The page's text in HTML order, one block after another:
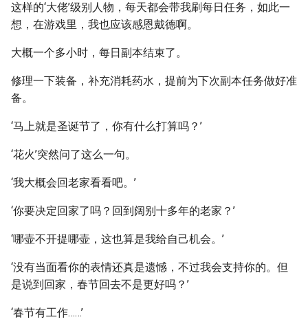
这样的‘大佬’级别人物，每天都会带我刷每日任务，如此一
想，在游戏里，我也应该感恩戴德啊。
大概一个多小时，每日副本结束了。
修理一下装备，补充消耗药水，提前为下次副本任务做好准
备。
‘马上就是圣诞节了，你有什么打算吗？’
‘花火’突然问了这么一句。
‘我大概会回老家看看吧。’
‘你要决定回家了吗？回到阔别十多年的老家？’
‘哪壶不开提哪壶，这也算是我给自己机会。’
‘没有当面看你的表情还真是遗憾，不过我会支持你的。但
是说到回家，春节回去不是更好吗？’
‘春节有工作……’